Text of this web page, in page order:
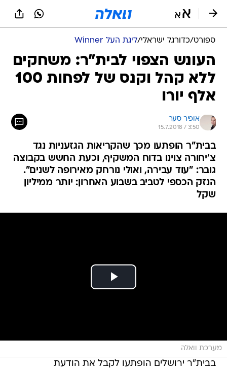
ספורט/כדורגל ישראלי/ליגת העל Winner
העונש הצפוי לבית"ר: משחקים
ללא קהל וקנס של לפחות 100
אלף יורו
אופיר סער
15.7.2018 / 3:50
בבית"ר הופתעו מכך שהקריאות הגזעניות נגד
צ'יחורה צוינו בדוח המשקיף, וכעת החשש בקבוצה
גובר: "עוד עבירה, ואולי נורחק מאירופה לשנים".
הנזק הכספי לטביב בשבוע האחרון: יותר ממיליון
שקל
מערכת וואלה
בבית"ר ירושלים הופתעו לקבל את הודעת